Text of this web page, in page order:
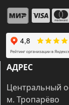
АДРЕС
Центральный
м. Тропарёво